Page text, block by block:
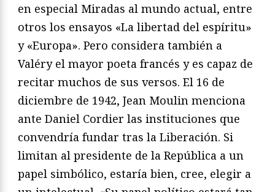
en especial Miradas al mundo actual, entre
otros los ensayos «La libertad del espíritu»
y «Europa». Pero considera también a
Valéry el mayor poeta francés y es capaz de
recitar muchos de sus versos. El 16 de
diciembre de 1942, Jean Moulin menciona
ante Daniel Cordier las instituciones que
convendría fundar tras la Liberación. Si
limitan al presidente de la República a un
papel simbólico, estaría bien, cree, elegir a